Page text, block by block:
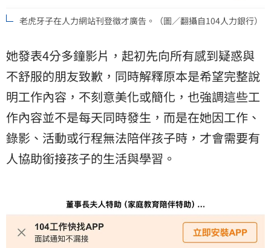
老虎牙子在人力網站刊登徵才廣告。（圖／翻攝自104人力銀行）
她發表4分多鐘影片，起初先向所有感到疑惑與
不舒服的朋友致歉，同時解釋原本是希望完整說
明工作內容，不刻意美化或簡化，也強調這些工
作內容並不是每天同時發生，而是在她因工作、
錄影、活動或行程無法陪伴孩子時，才會需要有
人協助銜接孩子的生活與學習。